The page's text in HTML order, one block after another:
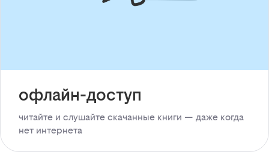
офлайн-доступ
читайте и слушайте скачанные книги — даже когда
нет интернета